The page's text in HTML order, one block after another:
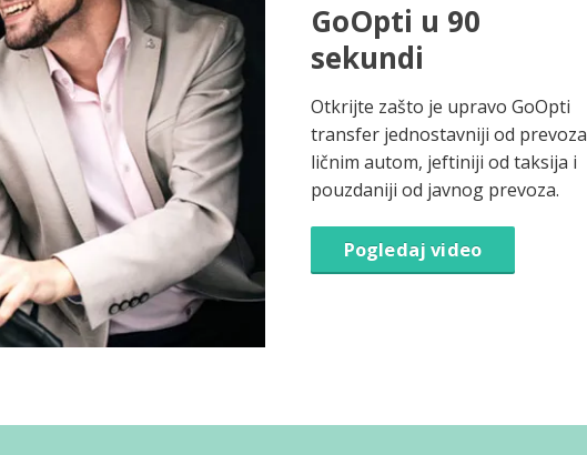
GoOpti u 90
sekundi
Otkrijte zašto je upravo GoOpti
transfer jednostavniji od prevoza
ličnim autom, jeftiniji od taksija i
pouzdaniji od javnog prevoza.
Pogledaj video